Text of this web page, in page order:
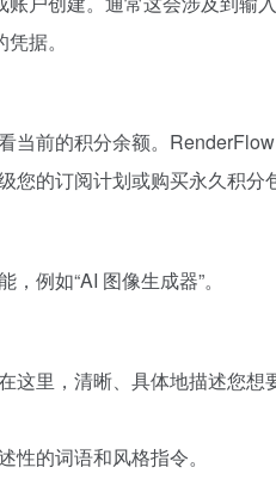
据。
前的积分余额。
的订阅计划或购买永久积分
例如“AI 图像生成器”。
这里，清晰、具体地描述您
的词语和风格指令。